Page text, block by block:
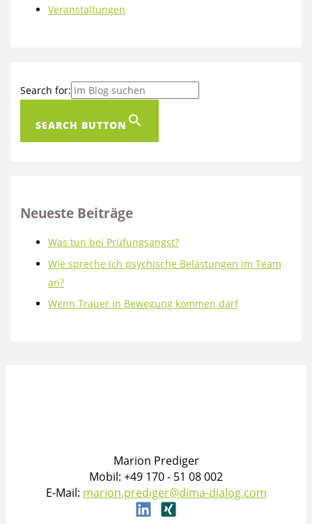
Veranstaltungen
Search for:
SEARCH BUTTON
Neueste Beiträge
Was tun bei Prüfungsangst?
Wie spreche ich psychische Belastungen im Team
an?
Wenn Trauer in Bewegung kommen darf
Marion Prediger
Mobil: +49 170 - 51 08 002
E-Mail: marion.prediger@dima-dialog.com